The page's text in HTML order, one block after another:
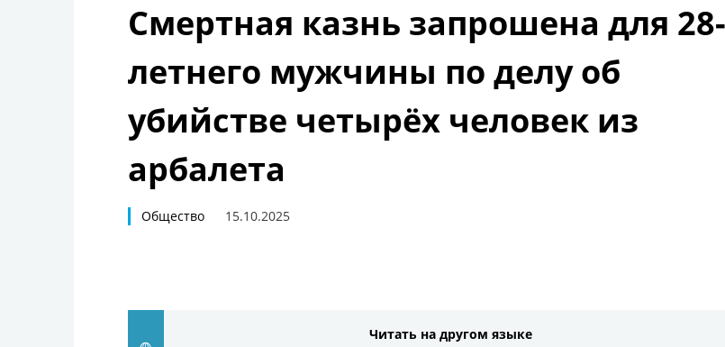
Политика
Экономика
Общество
Смертная казнь запрошена для 28-
летнего мужчины по делу об
убийстве четырёх человек из
арбалета
Общество 15.10.2025
Читать на другом языке